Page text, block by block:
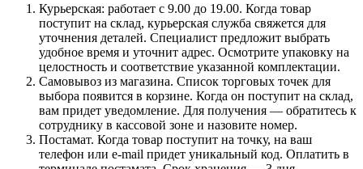
Курьерская: работает с 9.00 до 19.00. Когда товар
поступит на склад, курьерская служба свяжется для
уточнения деталей. Специалист предложит выбрать
удобное время и уточнит адрес. Осмотрите упаковку на
целостность и соответствие указанной комплектации.
Самовывоз из магазина. Список торговых точек для
выбора появится в корзине. Когда он поступит на склад,
вам придет уведомление. Для получения — обратитесь к
сотруднику в кассовой зоне и назовите номер.
Постамат. Когда товар поступит на точку, на ваш
телефон или e-mail придет уникальный код. Оплатить в